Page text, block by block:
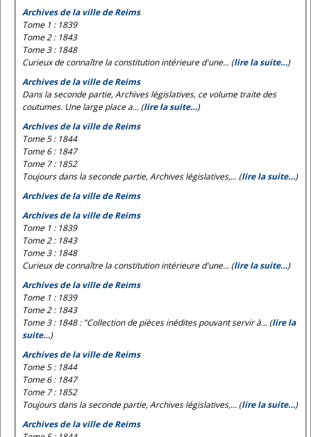
Archives de la ville de Reims
Tome 1 : 1839
Tome 2 : 1843
Tome 3 : 1848
Curieux de connaître la constitution intérieure d'une... (lire la suite…)
Archives de la ville de Reims
Dans la seconde partie, Archives législatives, ce volume traite des
coutumes. Une large place a... (lire la suite…)
Archives de la ville de Reims
Tome 5 : 1844
Tome 6 : 1847
Tome 7 : 1852
Toujours dans la seconde partie, Archives législatives,... (lire la suite…)
Archives de la ville de Reims
Archives de la ville de Reims
Tome 1 : 1839
Tome 2 : 1843
Tome 3 : 1848
Curieux de connaître la constitution intérieure d'une... (lire la suite…)
Archives de la ville de Reims
Tome 1 : 1839
Tome 2 : 1843
Tome 3 : 1848 : "Collection de pièces inédites pouvant servir à... (lire la
suite…)
Archives de la ville de Reims
Tome 5 : 1844
Tome 6 : 1847
Tome 7 : 1852
Toujours dans la seconde partie, Archives législatives,... (lire la suite…)
Archives de la ville de Reims